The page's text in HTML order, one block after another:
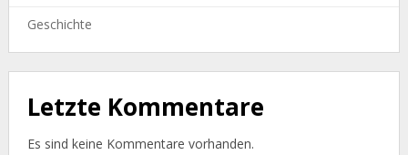
Geschichte
Letzte Kommentare
Es sind keine Kommentare vorhanden.